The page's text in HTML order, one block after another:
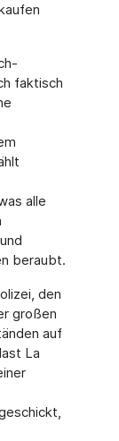
faktisch
alle
beraubt.
den
großen
auf
La